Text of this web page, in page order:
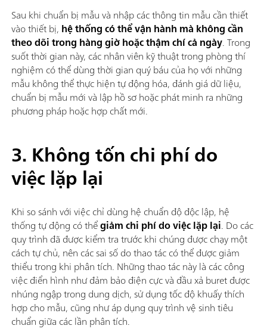
Sau khi chuẩn bị mẫu và nhập các thông tin mẫu cần thiết
vào thiết bị, hệ thống có thể vận hành mà không cần
theo dõi trong hàng giờ hoặc thậm chí cả ngày. Trong
suốt thời gian này, các nhân viên kỹ thuật trong phòng thí
nghiệm có thể dùng thời gian quý báu của họ với những
mẫu không thể thực hiện tự động hóa, đánh giá dữ liệu,
chuẩn bị mẫu mới và lập hồ sơ hoặc phát minh ra những
phương pháp hoặc hợp chất mới.
3. Không tốn chi phí do
việc lặp lại
Khi so sánh với việc chỉ dùng hệ chuẩn độ độc lập, hệ
thống tự động có thểgiảm chi phí do việc lặp lại. Do các
quy trình đã được kiểm tra trước khi chúng được chạy một
cách tự chủ, nên các sai số do thao tác có thể được giảm
thiểu trong khi phân tích. Những thao tác này là các công
việc điển hình như đảm bảo điện cực và đầu xả buret được
nhúng ngập trong dung dịch, sử dụng tốc độ khuấy thích
hợp cho mẫu, cũng như áp dụng quy trình vệ sinh tiêu
chuẩn giữa các lần phân tích.